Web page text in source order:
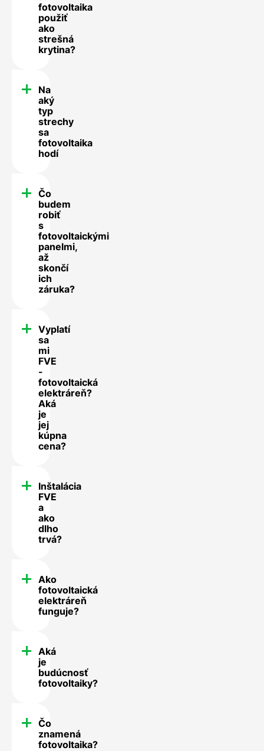
fotovoltaika
použiť
ako
strešná
krytina?
Na
aký
typ
strechy
sa
fotovoltaika
hodí
Čo
budem
robiť
s
fotovoltaickými
panelmi,
až
skončí
ich
záruka?
Vyplatí
sa
mi
FVE
-
fotovoltaická
elektráreň?
Aká
je
jej
kúpna
cena?
Inštalácia
FVE
a
ako
dlho
trvá?
Ako
fotovoltaická
elektráreň
funguje?
Aká
je
budúcnosť
fotovoltaiky?
Čo
znamená
fotovoltaika?